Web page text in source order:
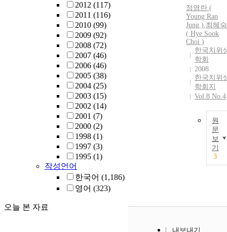
2012 (117)
2011 (116)
2010 (99)
2009 (92)
2008 (72)
2007 (46)
2006 (46)
2005 (38)
2004 (25)
2003 (15)
2002 (14)
2001 (7)
2000 (2)
1998 (1)
1997 (3)
1995 (1)
작성언어
한국어 (1,186)
영어 (323)
오늘 본 자료
정영란 (
Young Ran
Jung ),최혜숙
( Hye Sook
Choi )
한국치위
학회
2008
한국치위
학회지
Vol.8 No.4
원
문
보
기
3
내보내기